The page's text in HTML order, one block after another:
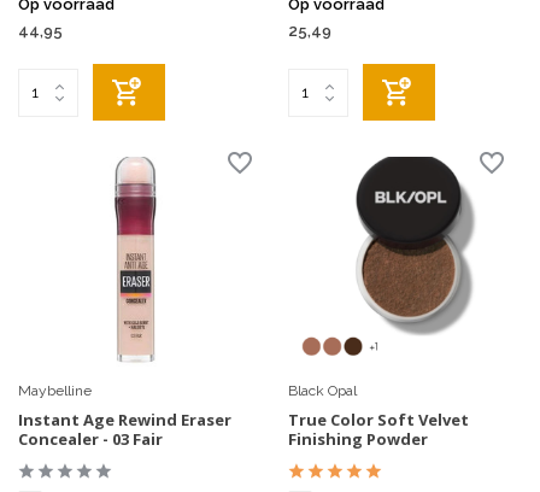
Op voorraad
44,95
Op voorraad
25,49
Maybelline
Instant Age Rewind Eraser
Concealer - 03 Fair
Black Opal
True Color Soft Velvet
Finishing Powder